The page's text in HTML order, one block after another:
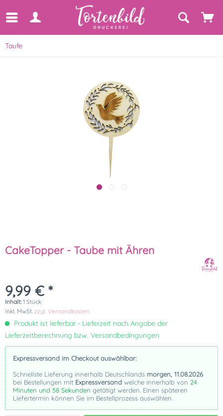
Taufe
CakeTopper - Taube mit Ähren
9,99 € *
Inhalt: 1 Stück
inkl. MwSt. zzgl. Versandkosten
Produkt ist lieferbar - Lieferzeit nach Angabe der
Lieferzeitberechnung bzw. Versandbedingungen
Expressversand im Checkout auswählbar:
Schnellste Lieferung innerhalb Deutschlands morgen, 11.08.2026
bei Bestellungen mit Expressversand welche innerhalb von 24
Minuten und 58 Sekunden getätigt werden. Einen späteren
Liefertermin können Sie im Bestellprozess auswählen.